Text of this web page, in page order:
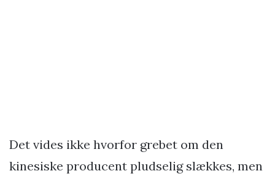
Det vides ikke hvorfor grebet om den
kinesiske producent pludselig slækkes, men